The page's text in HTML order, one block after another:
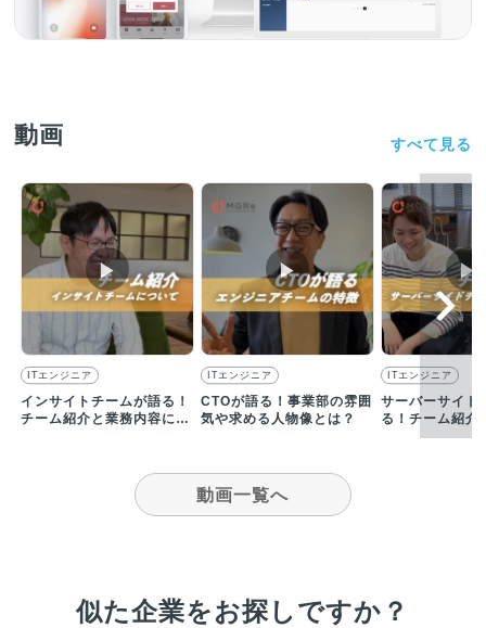
動画 すべて見る
▶︎
ITエンジニア
インサイトチームが語る！
チーム紹介と業務内容につ
▶︎
ITエンジニア
CTOが語る！事業部の雰囲
気や求める人物像とは？
▶︎
ITエンジニア
サーバーサイド
る！チーム紹介
について
動画一覧へ
似た企業をお探しですか？